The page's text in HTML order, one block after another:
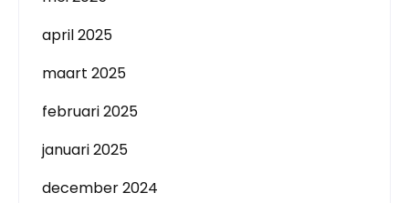
april 2025
maart 2025
februari 2025
januari 2025
december 2024